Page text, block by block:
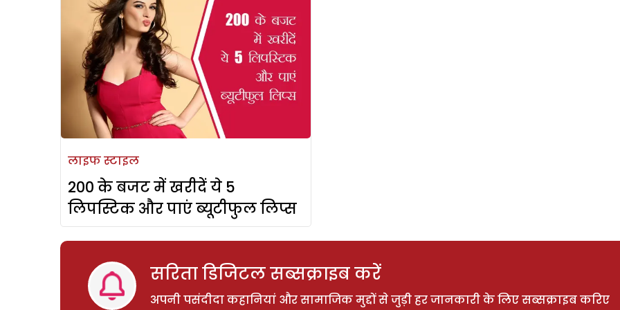
लाइफ स्टाइल
200 के बजट में खरीदें ये 5
लिपस्टिक और पाएं ब्यूटीफुल लिप्स
सरिता डिजिटल सब्सक्राइब करें
अपनी पसंदीदा कहानियां और सामाजिक मुद्दों से जुड़ी हर जानकारी के लिए सब्सक्राइब करिए